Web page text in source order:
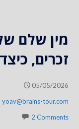
מין שלם
זכרים,
05/05/2026
yoav@brains-tour.com
2 Comments